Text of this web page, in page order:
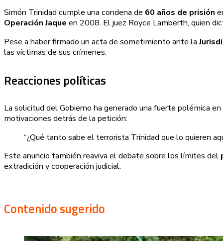
Simón Trinidad cumple una condena de 60 años de prisión
Operación Jaque en 2008. El juez Royce Lamberth, quien
Pese a haber firmado un acta de sometimiento ante la
las víctimas de sus crímenes.
Reacciones políticas
La solicitud del Gobierno ha generado una fuerte polémica
motivaciones detrás de la petición:
“¿Qué tanto sabe el terrorista Trinidad que lo quieren
Este anuncio también reaviva el debate sobre los límites del
extradición y cooperación judicial.
Contenido sugerido